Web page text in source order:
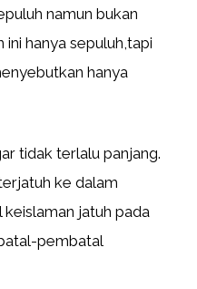
namun bukan
hanya sepuluh,tapi
hanya
tidak terlalu panjang.
ke dalam
jatuh pada
pembatal